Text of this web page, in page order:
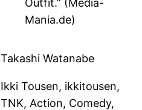
Outfit.” (Media-
Mania.de)
Takashi Watanabe
Ikki Tousen, ikkitousen,
TNK, Action, Comedy,